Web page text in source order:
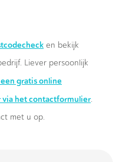
en bekijk
Liever persoonlijk
een gratis online
via het contactformulier.
met u op.